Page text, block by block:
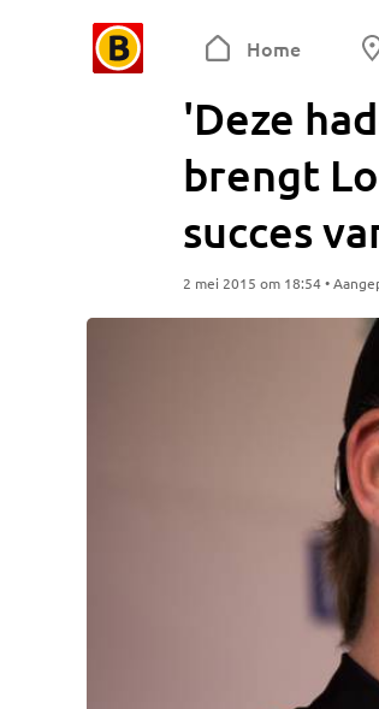
Home
'Deze
brengt
succes
2 mei 2015 om 18:54 •